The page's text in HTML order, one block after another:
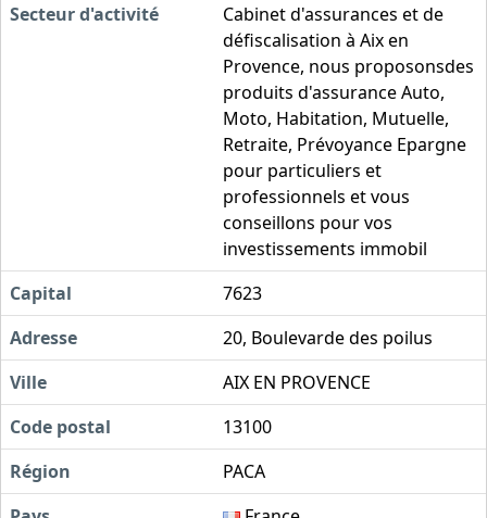
Secteur d'activité
Cabinet d'assurances et de
défiscalisation à Aix en
Provence, nous proposonsdes
produits d'assurance Auto,
Moto, Habitation, Mutuelle,
Retraite, Prévoyance Epargne
pour particuliers et
professionnels et vous
conseillons pour vos
investissements immobil
Capital
7623
Adresse
20, Boulevarde des poilus
Ville
AIX EN PROVENCE
Code postal
13100
Région
PACA